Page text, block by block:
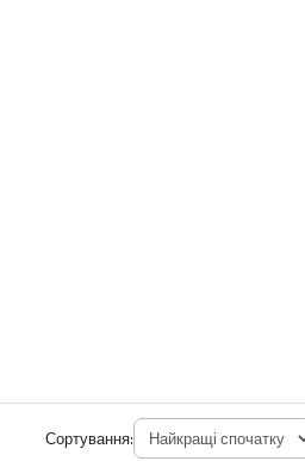
Сортування: